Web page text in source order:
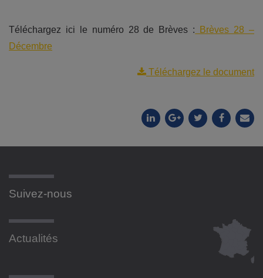
Téléchargez ici le numéro 28 de Brèves : Brèves 28 –
Décembre
Téléchargez le document
Suivez-nous
Actualités